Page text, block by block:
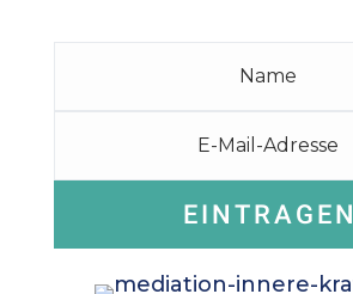
EINTRAGEN